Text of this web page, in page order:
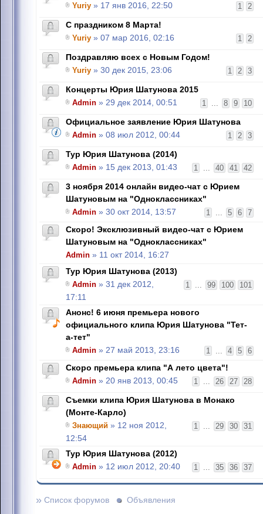
1 2
Yuriy » 17 янв 2016, 22:50
C праздником 8 Марта!
1 2
Yuriy » 07 мар 2016, 02:16
Поздравляю всех с Новым Годом!
1 2 3
Yuriy » 30 дек 2015, 23:06
Концерты Юрия Шатунова 2015
1 ... 8 9 10
Admin » 29 дек 2014, 00:51
Официальное заявление Юрия Шатунова
1 2 3
Admin » 08 июл 2012, 00:44
Тур Юрия Шатунова (2014)
1 ... 40 41 42
Admin » 15 дек 2013, 01:43
3 ноября 2014 онлайн видео-чат с Юрием
Шатуновым на "Одноклассниках"
1 ... 5 6 7
Admin » 30 окт 2014, 13:57
Скоро! Эксклюзивный видео-чат с Юрием
Шатуновым на "Одноклассниках"
Admin » 11 окт 2014, 16:27
Тур Юрия Шатунова (2013)
1 ... 99 100 101
Admin » 31 дек 2012,
17:11
Анонс! 6 июня премьера нового
официального клипа Юрия Шатунова "Тет-
а-тет"
1 ... 4 5 6
Admin » 27 май 2013, 23:16
Скоро премьера клипа "А лето цвета"!
1 ... 26 27 28
Admin » 20 янв 2013, 00:45
Съемки клипа Юрия Шатунова в Монако
(Монте-Карло)
1 ... 29 30 31
Знающий » 12 ноя 2012,
12:54
Тур Юрия Шатунова (2012)
1 ... 35 36 37
Admin » 12 июл 2012, 20:40
» Список форумов Объявления